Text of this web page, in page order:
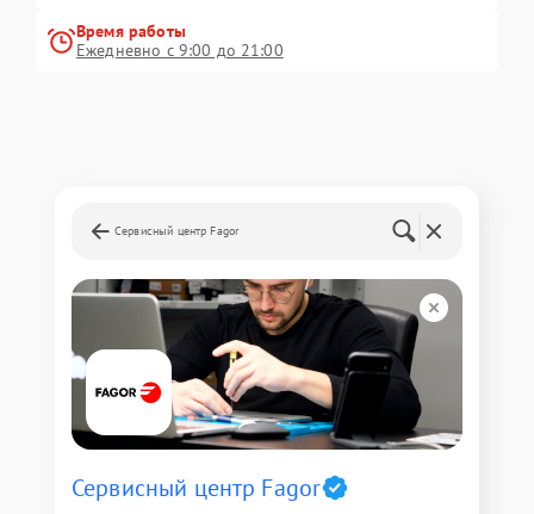
Время работы
Ежедневно с 9:00 до 21:00
Сервисный центр Fagor
Сервисный центр Fagor